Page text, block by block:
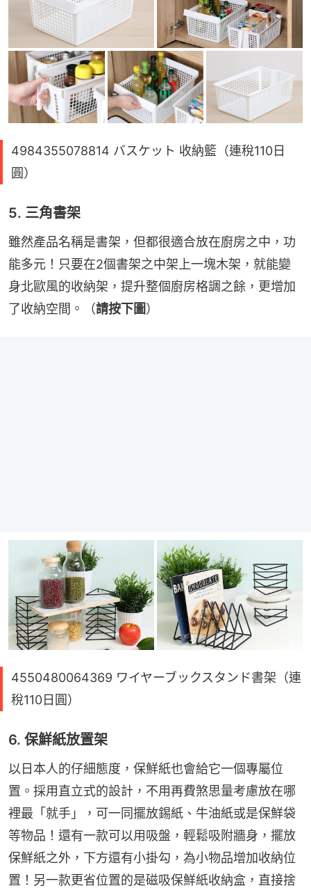
4984355078814 バスケット 收納籃（連稅110日
圓）
5. 三角書架
雖然產品名稱是書架，但都很適合放在廚房之中，功
能多元！只要在2個書架之中架上一塊木架，就能變
身北歐風的收納架，提升整個廚房格調之餘，更增加
了收納空間。（請按下圖）
4550480064369 ワイヤーブックスタンド書架（連
稅110日圓）
6. 保鮮紙放置架
以日本人的仔細態度，保鮮紙也會給它一個專屬位
置。採用直立式的設計，不用再費煞思量考慮放在哪
裡最「就手」，可一同擺放錫紙、牛油紙或是保鮮袋
等物品！還有一款可以用吸盤，輕鬆吸附牆身，擺放
保鮮紙之外，下方還有小掛勾，為小物品增加收納位
置！另一款更省位置的是磁吸保鮮紙收納盒，直接捨